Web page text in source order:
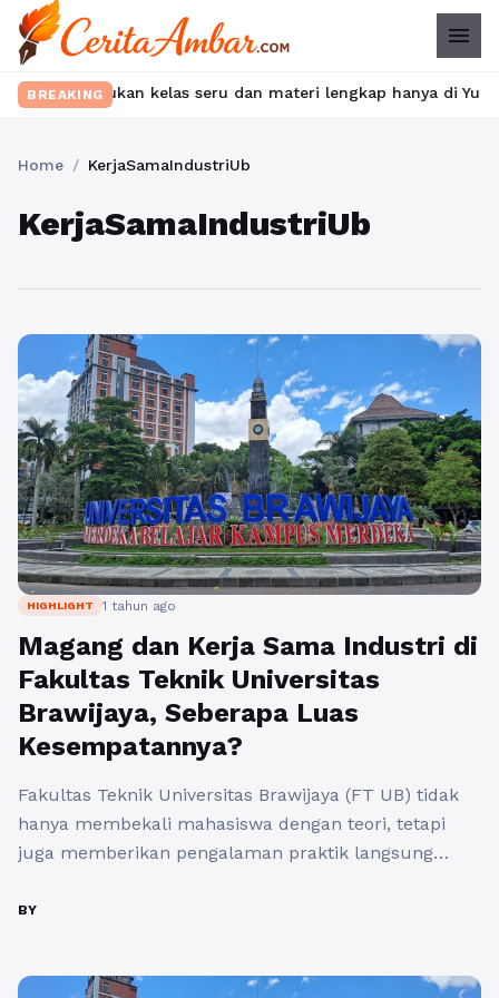
menu
BREAKING
Temukan kelas seru dan materi lengkap hanya di
Home / KerjaSamaIndustriUb
KerjaSamaIndustriUb
HIGHLIGHT 1 tahun ago
Magang dan Kerja Sama Industri di
Fakultas Teknik Universitas
Brawijaya, Seberapa Luas
Kesempatannya?
Fakultas Teknik Universitas Brawijaya (FT UB) tidak
hanya membekali mahasiswa dengan teori, tetapi
juga memberikan pengalaman praktik langsung
kerja sama industri UB. Lalu, seberapa luas peluang
BY